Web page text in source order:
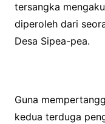
tersangka
diperoleh dari
Desa Sipea-pea.
Guna
kedua terduga